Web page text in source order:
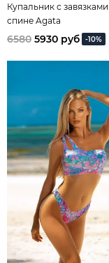
Купальник с
спине Agata
6580 5930 руб -10%